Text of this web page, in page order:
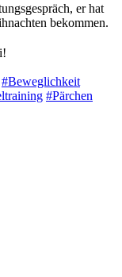
er hat
bekommen.
#Beweglichkeit
#Pärchen